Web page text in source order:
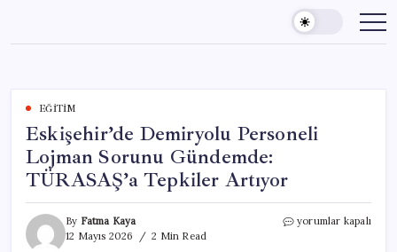
content
EĞITIM
Eskişehir’de Demiryolu Personeli
Lojman Sorunu Gündemde:
TÜRASAŞ’a Tepkiler Artıyor
By Fatma Kaya
12 Mayıs 2026
2 Min Read
Eskişehir’de
yorumlar kapalı